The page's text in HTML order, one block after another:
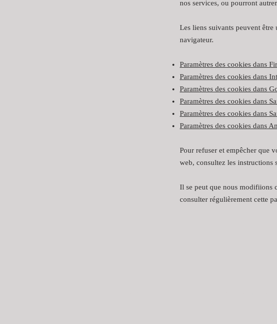
nos services, ou pourront
Les liens suivants peuvent
navigateur.
Paramètres des cookies dans
Paramètres des cookies dans
Paramètres des cookies dans
Paramètres des cookies dans
Paramètres des cookies dans
Paramètres des cookies dans
Pour refuser et empêcher que
web, consultez les instructions
Il se peut que nous modifiions
consulter régulièrement cette